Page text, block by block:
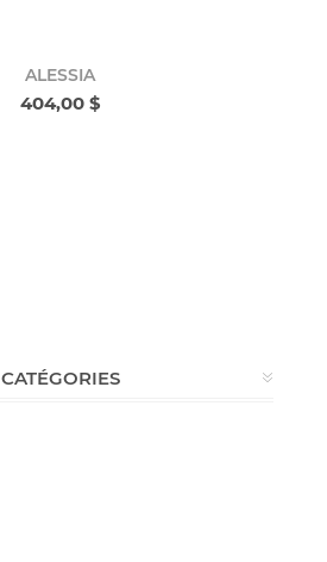
ALESSIA
404,00 $
CATÉGORIES